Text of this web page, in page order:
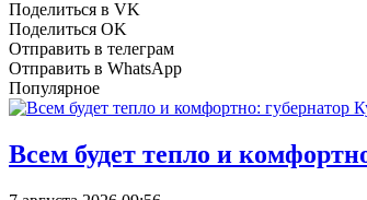
Поделиться в VK
Поделиться OK
Отправить в телеграм
Отправить в WhatsApp
Популярное
Всем будет тепло и